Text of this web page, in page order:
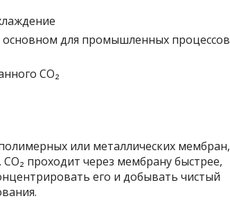
для промышленных процессов
CO₂
или металлических мембран,
проходит через мембрану быстрее,
его и добывать чистый